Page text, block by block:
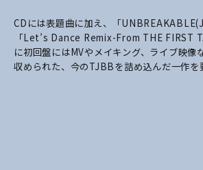
CDには表題曲に加え、「
「Let’s Dance Remix-From THE FIRST
に初回盤にはMVやメイキング、ライブ映像
収められた、今のTJBBを詰め込んだ一作を